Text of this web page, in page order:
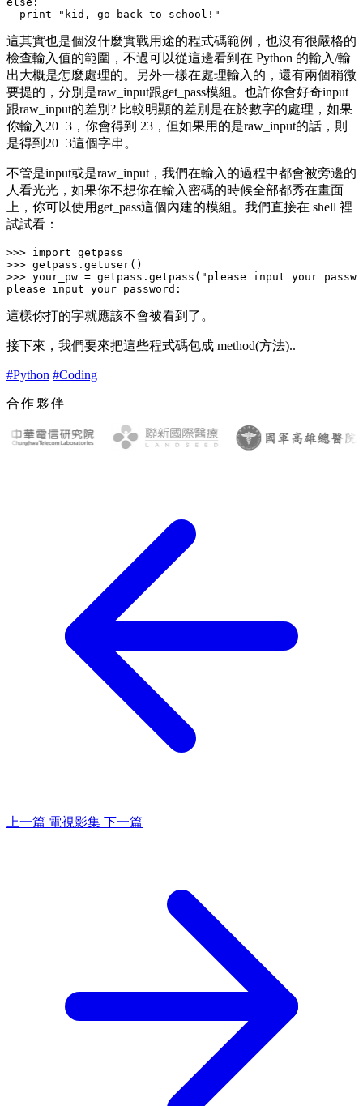
這其實也是個沒什麼實戰用途的程式碼範例，也沒有很嚴格的
檢查輸入值的範圍，不過可以從這邊看到在 Python 的輸入/輸
出大概是怎麼處理的。另外一樣在處理輸入的，還有兩個稍微
要提的，分別是raw_input跟get_pass模組。也許你會好奇input
跟raw_input的差別? 比較明顯的差別是在於數字的處理，如果
你輸入20+3 ，你會得到 23，但如果用的是raw_input的話，則
是得到 20+3這個字串。
不管是input或是raw_input，我們在輸入的過程中都會被旁邊的
人看光光，如果你不想你在輸入密碼的時候全部都秀在畫面
上，你可以使用 get_pass這個內建的模組。我們直接在 shell 裡
試試看：
>>> import getpass
>>> getpass.getuser()
>>> your_pw = getpass.getpass("please input your
這樣你打的字就應該不會被看到了。
接下來，我們要來把這些程式碼包成 method(方法)..
#Python #Coding
合作夥伴
上一篇 電視影集 下一篇